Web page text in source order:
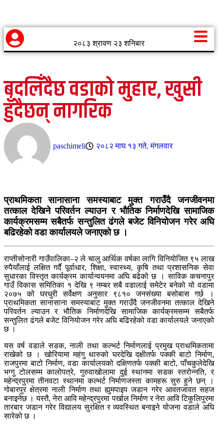
२०८३ श्रावण २३ शनिबार
बदलिँदैछ वडाको मुहार, खुसी
हुँदैछन् नागरिक
paschimeli २०८२ माघ १३ गते, मंगलवार
प्राथमिकता सानासाना समस्याबाट मुक्त गराउँदै जनजीवनमा
तत्काल देखिने परिवर्तन ल्याउन र भौतिक निर्माणदेखि सामाजिक
कार्यक्रमसम्म सबैतर्फ सन्तुलित ढंगले बजेट विनियोजन गरेर अघि
बढिरहेको वडा कार्यालयले जनाएको छ ।
राप्तीसोनारी गाउँपालिका–२ ले चालु आर्थिक वर्षका लागि विनियोजित ९५ लाख
रुपैयाँलाई लक्षित गर्दै पूर्वाधार, शिक्षा, स्वास्थ्य, कृषि तथा प्रशासनिक सेवा
सुधारका विस्तृत कार्यक्रम कार्यान्वयनमा अघि बढेको छ । साविक कचनापुर
गाउँ विकास समितिका १ देखि ९ नम्बर सबै वडालाई समेटेर बनेको यो वडामा
२०७५ को घरधुरी सर्वेक्षण अनुसार ९८१० जनसंख्या बसोबास गर्छ ।
प्राथमिकता सानासाना समस्याबाट मुक्त गराउँदै जनजीवनमा तत्काल देखिने
परिवर्तन ल्याउन र भौतिक निर्माणदेखि सामाजिक कार्यक्रमसम्म सबैतर्फ
सन्तुलित ढंगले बजेट विनियोजन गरेर अघि बढिरहेको वडा कार्यालयले जनाएको
छ ।
यस वर्ष वडाले सडक, नाली तथा कल्भर्ट निर्माणलाई प्रमुख प्राथमिकतामा
राखेको छ । खोरियामा महंगु थारुको घरदेखि दक्षीतर्फ पक्की बाटो निर्माण,
राजपुरमा बाटो निर्माण, वडा कार्यालयको दक्षिणतर्फ पक्की बाटो, पाँचकुलेदेखि
भग्गु टोलसम्म कालोपत्रे, गुरुवाखोलामा दुई स्थानमा सडक स्तरोन्नति, र
महेन्द्रपुरमा तीनवटा स्थानमा कल्भर्ट निर्माणजस्ता कामहरू सुरु हुने छन् ।
गोबारपुर क्षेत्रमा नाली निर्माण तथा ह्युमपाइप जडान गरेर आवतजावत सहज
बनाइनेछ । यस्तै, नेरा आवि महेन्द्रपुरमा पर्खाल निर्माण र नेरा आवि टिकुलिपुरमा
तारबार जडान गरेर विद्यालय सुरक्षित र व्यवस्थित बनाइने योजना वडाले अघि
सारेको छ ।